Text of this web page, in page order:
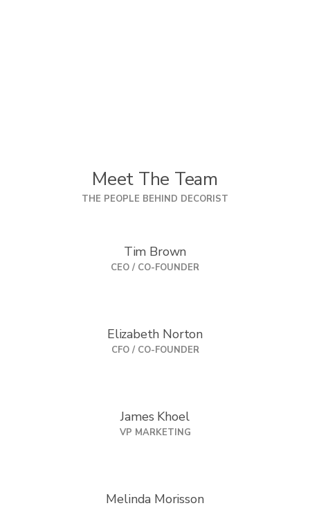
Meet The Team
THE PEOPLE BEHIND DECORIST
Tim Brown
CEO / CO-FOUNDER
Elizabeth Norton
CFO / CO-FOUNDER
James Khoel
VP MARKETING
Melinda Morisson